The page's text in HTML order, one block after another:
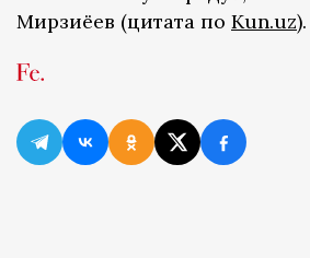
Мирзиёев (цитата по Kun.uz).